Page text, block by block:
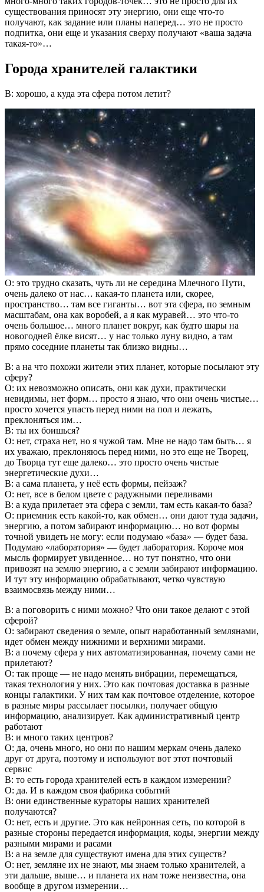
существования приносят эту энергию, они еще что-то
получают, как задание или планы наперед… это не просто
подпитка, они еще и указания сверху получают «ваша задача
такая-то»…
Города хранителей галактики
В: хорошо, а куда эта сфера потом летит?
О: это трудно сказать, чуть ли не середина Млечного Пути,
очень далеко от нас… какая-то планета или, скорее,
пространство… там все гиганты… вот эта сфера, по земным
масштабам, она как воробей, а я как муравей… это что-то
очень большое… много планет вокруг, как будто шары на
новогодней ёлке висят… у нас только луну видно, а там
прямо соседние планеты так близко видны…
В: а на что похожи жители этих планет, которые посылают эту
сферу?
О: их невозможно описать, они как духи, практически
невидимы, нет форм… просто я знаю, что они очень чистые…
просто хочется упасть перед ними на пол и лежать,
преклоняться им…
В: ты их боишься?
О: нет, страха нет, но я чужой там. Мне не надо там быть… я
их уважаю, преклоняюсь перед ними, но это еще не Творец,
до Творца тут еще далеко… это просто очень чистые
энергетические духи…
В: а сама планета, у неё есть формы, пейзаж?
О: нет, все в белом цвете с радужными переливами
В: а куда прилетает эта сфера с земли, там есть какая-то база?
О: приемник есть какой-то, как обмен… они дают туда задачи,
энергию, а потом забирают информацию… но вот формы
точной увидеть не могу: если подумаю «база» — будет база.
Подумаю «лаборатория» — будет лаборатория. Короче моя
мысль формирует увиденное… но тут понятно, что они
привозят на землю энергию, а с земли забирают информацию.
И тут эту информацию обрабатывают, четко чувствую
взаимосвязь между ними…
В: а поговорить с ними можно? Что они такое делают с этой
сферой?
О: забирают сведения о земле, опыт наработанный землянами,
идет обмен между нижними и верхними мирами.
В: а почему сфера у них автоматизированная, почему сами не
прилетают?
О: так проще — не надо менять вибрации, перемещаться,
такая технология у них. Это как почтовая доставка в разные
концы галактики. У них там как почтовое отделение, которое
в разные миры рассылает посылки, получает общую
информацию, анализирует. Как административный центр
работают
В: и много таких центров?
О: да, очень много, но они по нашим меркам очень далеко
друг от друга, поэтому и используют вот этот почтовый
сервис
В: то есть города хранителей есть в каждом измерении?
О: да. И в каждом своя фабрика событий
В: они единственные кураторы наших хранителей
получаются?
О: нет, есть и другие. Это как нейронная сеть, по которой в
разные стороны передается информация, коды, энергии между
разными мирами и расами
В: а на земле для существуют имена для этих существ?
О: нет, земляне их не знают, мы знаем только хранителей, а
эти дальше, выше… и планета их нам тоже неизвестна, она
вообще в другом измерении…